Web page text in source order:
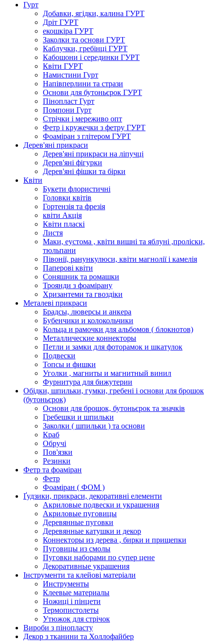
Гурт
Добавки, ягідки, калина ГУРТ
Дріт ГУРТ
екошкіра ГУРТ
Заколки та основи ГУРТ
Каблучки, гребінці ГУРТ
Кабошони і серединки ГУРТ
Квіти ГУРТ
Намистини Гурт
Напівперлини та стрази
Основи для бутоньєрок ГУРТ
Пінопласт Гурт
Помпони Гурт
Стрічки і мереживо опт
Фетр і кружечки з фетру ГУРТ
Фоаміран з глітером ГУРТ
Дерев'яні прикраси
Дерев'яні прикраси на ліпучці
Дерев'яні фігурки
Дерев'яні фішки та бірки
Квіти
Букети флористичні
Головки квітів
Гортензія та фрезія
квіти Акція
Квіти пласкі
Листя
Маки, еустома , квіти вишні та яблуні ,проліски,
тюльпани
Півонії, ранункулюси, квіти магнолії і камелія
Паперові квіти
Соняшник та ромашки
Троянди з фоамірану
Хризантеми та гвоздіки
Металеві прикраси
Брадсы, люверсы и анкера
Бубенчики и колокольчики
Кольца и рамочки для альбомов ( блокнотов)
Металлические коннекторы
Петли и замки для фоторамок и шкатулок
Подвески
Топсы и фишки
Уголки , магниты и магнитный винил
Фурнитура для бижутерии
Обідки, шпильки, гумки, гребені і основи для брошок
(бутоньєрок)
Основи для брошок, бутоньєрок та значків
Гребешки и шпильки
Заколки ( шпильки ) та основи
Краб
Обручі
Пов'язки
Резинки
Фетр та фоаміран
Фетр
Фоаміран ( ФОМ )
Ґудзики, прикраси, декоративні елементи
Акриловые подвески и украшения
Акриловые пуговицы
Деревянные пуговки
Деревянные катушки и декор
Коннекторы из дерева , бирки и прищепки
Пуговицы из смолы
Пуговки наборами по супер цене
Декоративные украшения
Інструменти та клейові матеріали
Инструменты
Клеевые материалы
Ножиці і пінцети
Термопистолеты
Утюжок для стрічок
Вироби з пінопласту
Декор з тканини та Холлофайбер